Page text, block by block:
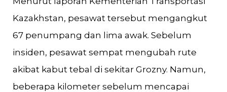
Kazakhstan, pesawat tersebut mengangkut
67 penumpang dan lima awak. Sebelum
insiden, pesawat sempat mengubah rute
akibat kabut tebal di sekitar Grozny. Namun,
beberapa kilometer sebelum mencapai